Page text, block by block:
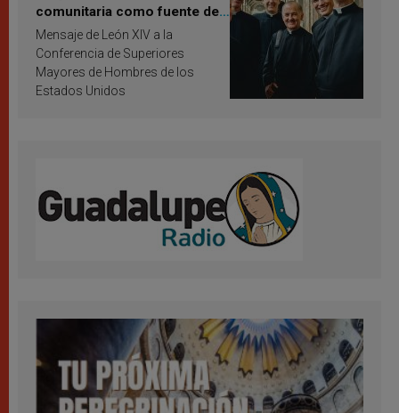
comunitaria como fuente de
inspiración y santificación
Mensaje de León XIV a la
Conferencia de Superiores
Mayores de Hombres de los
Estados Unidos